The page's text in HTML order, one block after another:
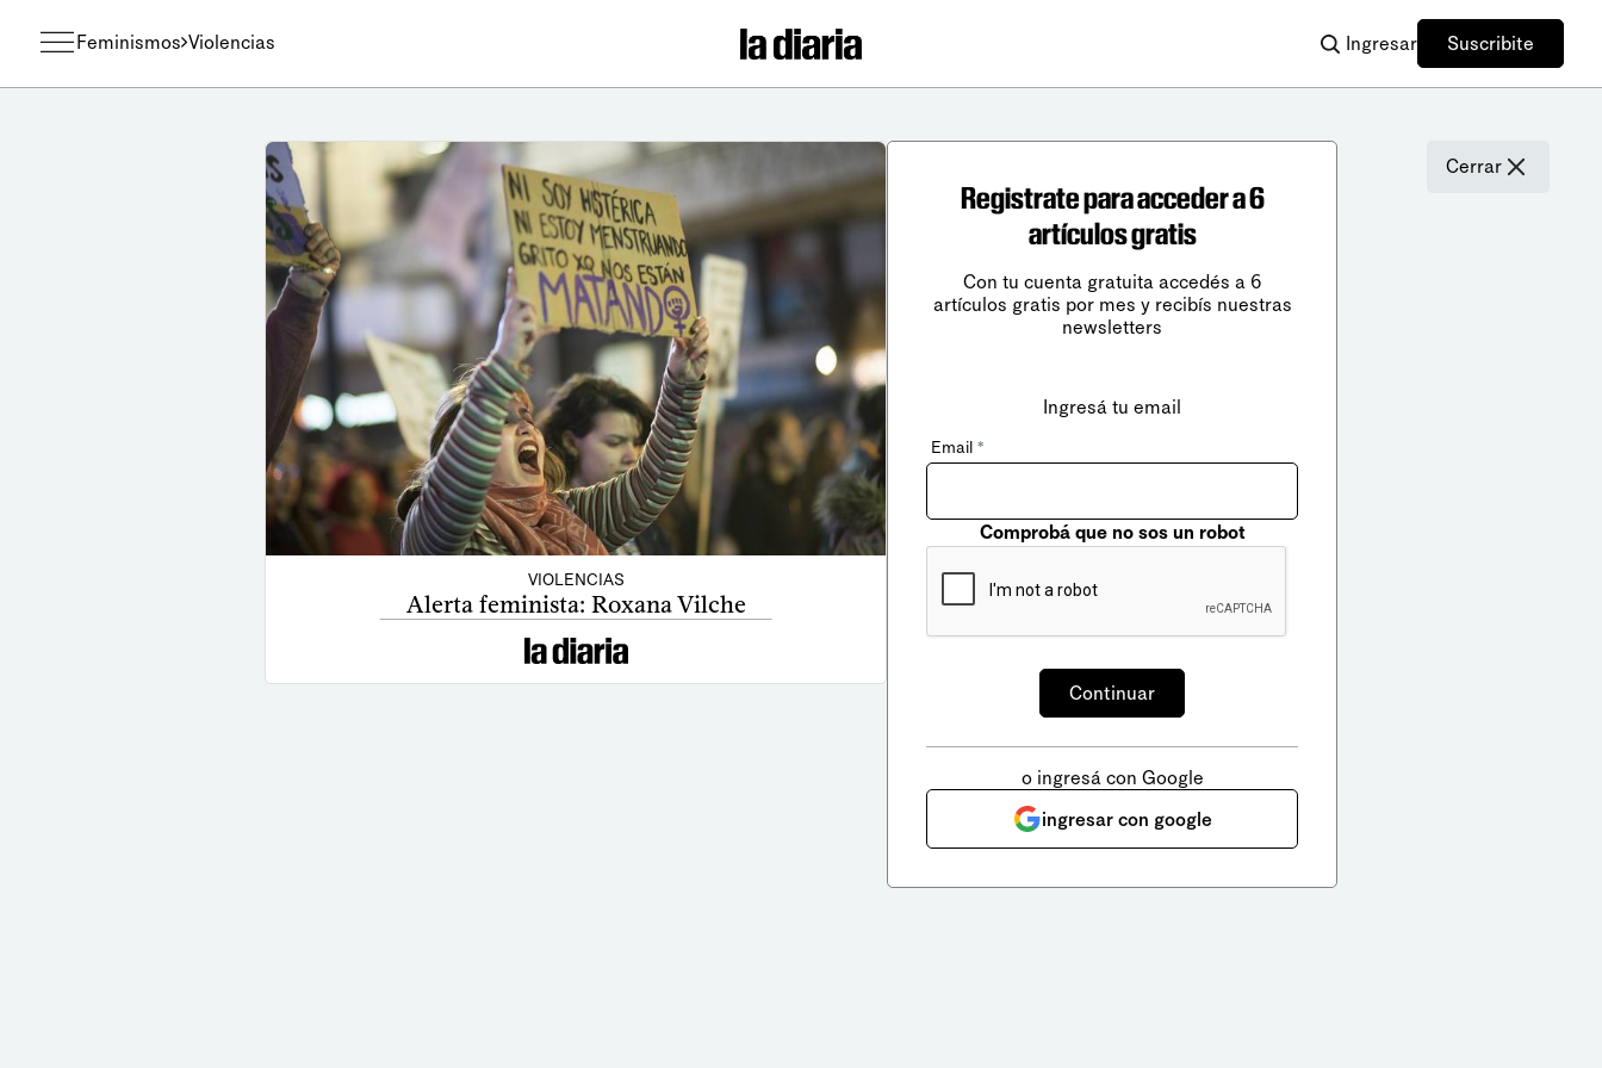
Feminismos Violencias Ingresar Suscribite
VIOLENCIAS
Alerta feminista: Roxana Vilche
Cerrar
Registrate para acceder a 6
artículos gratis
Con tu cuenta gratuita accedés a 6
artículos gratis por mes y recibís nuestras
newsletters
Ingresá tu email
Email *
Comprobá que no sos un robot
o ingresá con Google
ingresar con google